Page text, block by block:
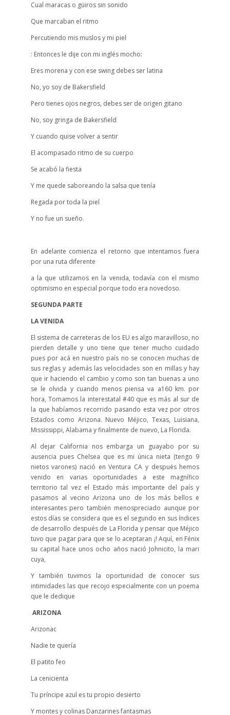
Cual maracas o güiros sin sonido
Que marcaban el ritmo
Percutiendo mis muslos y mi piel
: Entonces le dije con mi inglés mocho:
Eres morena y con ese swing debes ser latina
No, yo soy de Bakersfield
Pero tienes ojos negros, debes ser de origen gitano
No, soy gringa de Bakersfield
Y cuando quise volver a sentir
El acompasado ritmo de su cuerpo
Se acabó la fiesta
Y me quede saboreando la salsa que tenía
Regada por toda la piel
Y no fue un sueño.
En adelante comienza el retorno que intentamos fuera
por una ruta diferente
a la que utilizamos en la venida, todavía con el mismo
optimismo en especial porque todo era novedoso.
SEGUNDA PARTE
LA VENIDA
El sistema de carreteras de los EU es algo maravilloso, no
pierden detalle y uno tiene que tener mucho cuidado
pues por acá en nuestro país no se conocen muchas de
sus reglas y además las velocidades son en millas y hay
que ir haciendo el cambio y como son tan buenas a uno
se le olvida y cuando menos piensa va a160 km. por
hora, Tomamos la interestatal #40 que es más al sur de
la que habíamos recorrido pasando esta vez por otros
Estados como Arizona. Nuevo Méjico, Texas, Luisiana,
Mississippi, Alabama y finalmente de nuevo, La Florida.
Al dejar California nos embarga un guayabo por su
ausencia pues Chelsea que es mi única nieta (tengo 9
nietos varones) nació en Ventura CA y después hemos
venido en varias oportunidades a este magnífico
territorio tal vez el Estado más importante del país y
pasamos al vecino Arizona uno de los más bellos e
interesantes pero también menospreciado aunque por
estos días se considera que es el segundo en sus índices
de desarrollo después de La Florida y pensar que Méjico
tuvo que pagar para que se lo aceptaran ¡! Aquí, en Fénix
su capital hace unos ocho años nació Johnicito, la mari
cuya,
Y también tuvimos la oportunidad de conocer sus
intimidades las que recojo especialmente con un poema
que le dedique
ARIZONA
Arizonac
Nadie te quería
El patito feo
La cenicienta
Tu príncipe azul es tu propio desierto
Y montes y colinas Danzarines fantasmas